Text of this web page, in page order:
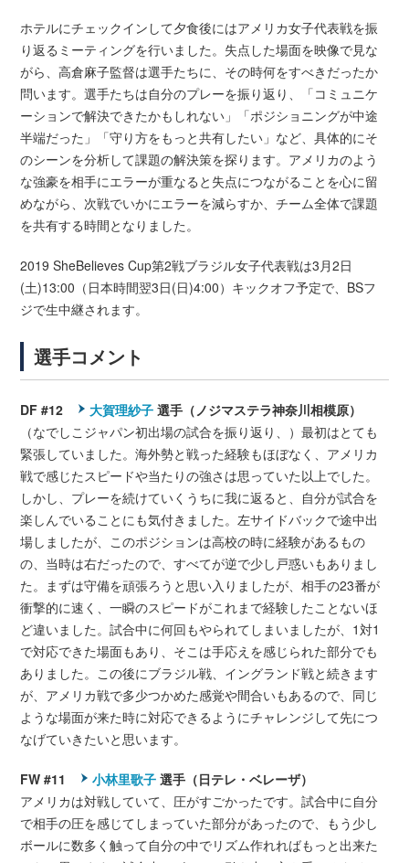
ホテルにチェックインして夕食後にはアメリカ女子代表戦を振
り返るミーティングを行いました。失点した場面を映像で見な
がら、高倉麻子監督は選手たちに、その時何をすべきだったか
問います。選手たちは自分のプレーを振り返り、「コミュニケ
ーションで解決できたかもしれない」「ポジショニングが中途
半端だった」「守り方をもっと共有したい」など、具体的にそ
のシーンを分析して課題の解決策を探ります。アメリカのよう
な強豪を相手にエラーが重なると失点につながることを心に留
めながら、次戦でいかにエラーを減らすか、チーム全体で課題
を共有する時間となりました。
2019 SheBelieves Cup第2戦ブラジル女子代表戦は3月2日
(土)13:00（日本時間翌3日(日)4:00）キックオフ予定で、BSフ
ジで生中継されます。
選手コメント
DF #12 大賀理紗子 選手（ノジマステラ神奈川相模原）
（なでしこジャパン初出場の試合を振り返り、）最初はとても
緊張していました。海外勢と戦った経験もほぼなく、アメリカ
戦で感じたスピードや当たりの強さは思っていた以上でした。
しかし、プレーを続けていくうちに我に返ると、自分が試合を
楽しんでいることにも気付きました。左サイドバックで途中出
場しましたが、このポジションは高校の時に経験があるもの
の、当時は右だったので、すべてが逆で少し戸惑いもありまし
た。まずは守備を頑張ろうと思い入りましたが、相手の23番が
衝撃的に速く、一瞬のスピードがこれまで経験したことないほ
ど違いました。試合中に何回もやられてしまいましたが、1対1
で対応できた場面もあり、そこは手応えを感じられた部分でも
ありました。この後にブラジル戦、イングランド戦と続きます
が、アメリカ戦で多少つかめた感覚や間合いもあるので、同じ
ような場面が来た時に対応できるようにチャレンジして先につ
なげていきたいと思います。
FW #11 小林里歌子 選手（日テレ・ベレーザ）
アメリカは対戦していて、圧がすごかったです。試合中に自分
で相手の圧を感じてしまっていた部分があったので、もう少し
ボールに数多く触って自分の中でリズム作れればもっと出来た